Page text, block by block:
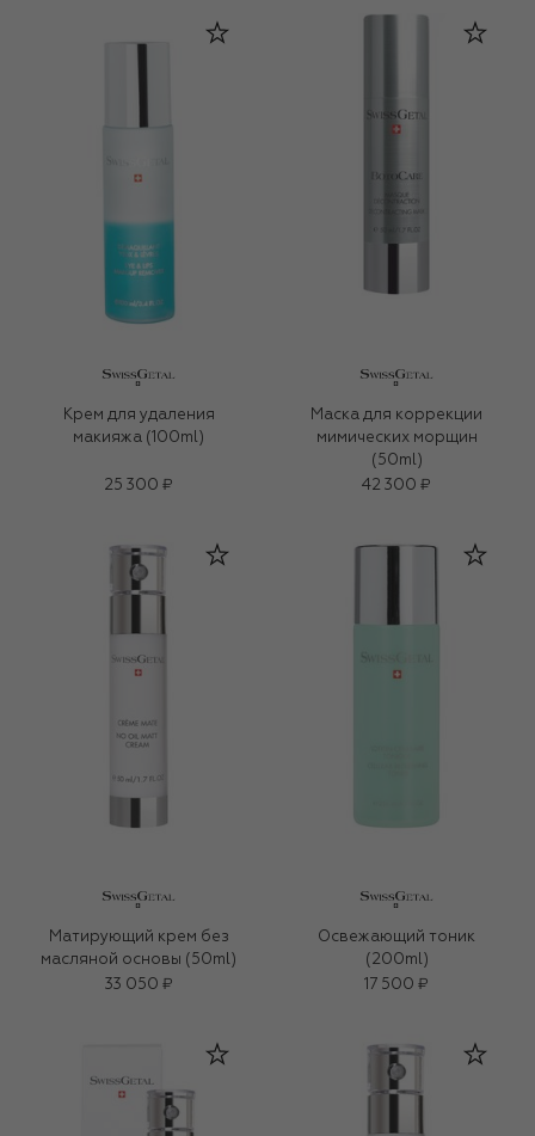
Крем для удаления
макияжа (100ml)
25 300 ₽
Маска для коррекции
мимических морщин
(50ml)
42 300 ₽
Матирующий крем без
масляной основы (50ml)
33 050 ₽
Освежающий тоник
(200ml)
17 500 ₽